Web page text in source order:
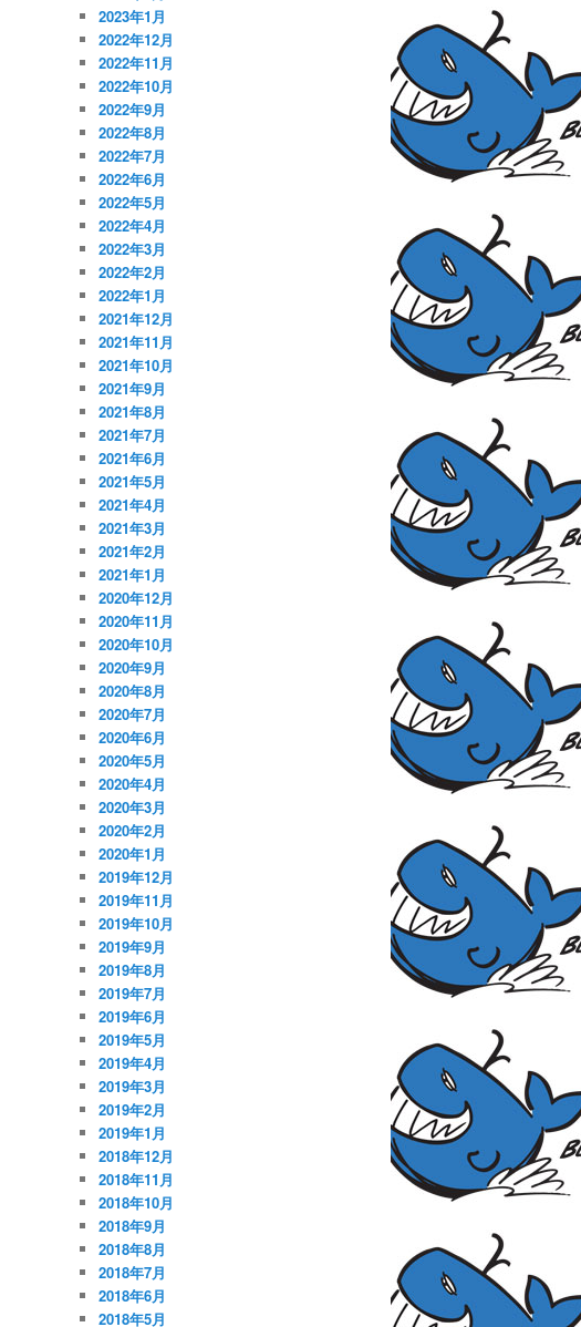
2023年1月
2022年12月
2022年11月
2022年10月
2022年9月
2022年8月
2022年7月
2022年6月
2022年5月
2022年4月
2022年3月
2022年2月
2022年1月
2021年12月
2021年11月
2021年10月
2021年9月
2021年8月
2021年7月
2021年6月
2021年5月
2021年4月
2021年3月
2021年2月
2021年1月
2020年12月
2020年11月
2020年10月
2020年9月
2020年8月
2020年7月
2020年6月
2020年5月
2020年4月
2020年3月
2020年2月
2020年1月
2019年12月
2019年11月
2019年10月
2019年9月
2019年8月
2019年7月
2019年6月
2019年5月
2019年4月
2019年3月
2019年2月
2019年1月
2018年12月
2018年11月
2018年10月
2018年9月
2018年8月
2018年7月
2018年6月
2018年5月